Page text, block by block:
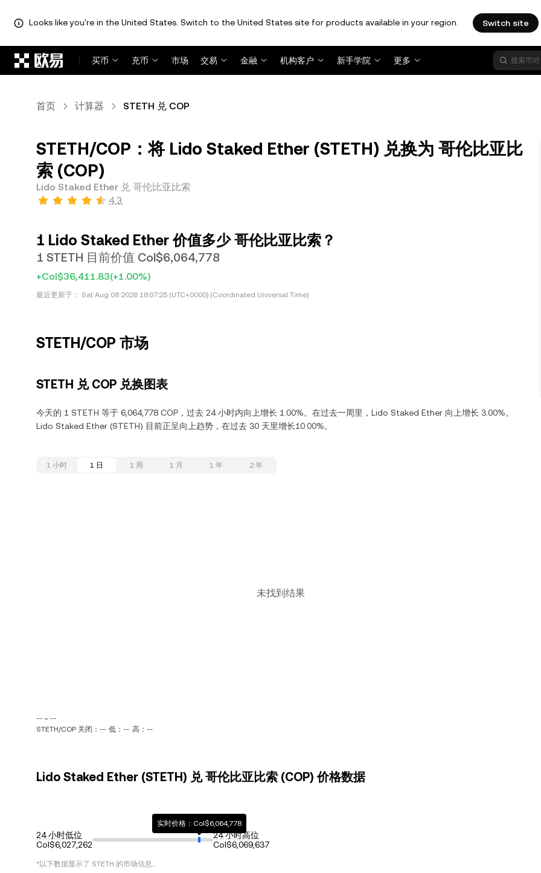
Looks like you're in the United States. Switch to the United States site for products available in your region. Switch site
买币
充币 市场 交易 金融 机构客户 新手学院 更多
首页 计算器 STETH 兑 COP
STETH/COP：将 Lido Staked Ether (STETH) 兑换为 哥伦比亚比
索 (COP)
Lido Staked Ether 兑 哥伦比亚比索
4.3
1 Lido Staked Ether 价值多少 哥伦比亚比索？
1 STETH 目前价值 Col$6,064,778
+Col$36,411.83(+1.00%)
最近更新于： Sat Aug 08 2026 18:07:25 (UTC+0000) (Coordinated Universal Time)
STETH/COP 市场
STETH 兑 COP 兑换图表
今天的 1 STETH 等于 6,064,778 COP，过去 24 小时内向上增长 1.00%。在过去一周里，Lido Staked Ether 向上增长 3.00%。
Lido Staked Ether (STETH) 目前正呈向上趋势，在过去 30 天里增长10.00%。
1 小时 1 日 1 周 1 月 1 年 2 年
未找到结果
-- ~ --
STETH/COP 关闭：-- 低：-- 高：--
Lido Staked Ether (STETH) 兑 哥伦比亚比索 (COP) 价格数据
24 小时低位
Col$6,027,262
实时价格：Col$6,064,778
24 小时高位
Col$6,069,637
*以下数据显示了 STETH 的市场信息。